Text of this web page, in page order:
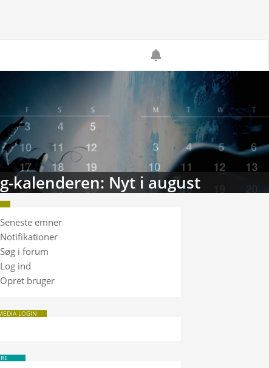
kalenderen: Nyt i august
Seneste emner
Notifikationer
Søg i forum
Log ind
Opret bruger
LOGIN